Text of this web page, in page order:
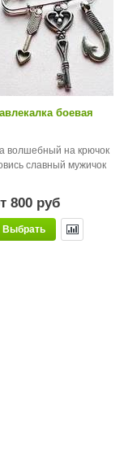
боевая
волшебный на крючок
славный мужичок
800 руб
Выбрать